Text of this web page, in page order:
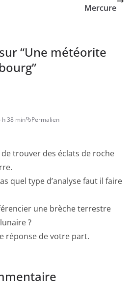
Mercure
“Une météorite
”
h 38 min Permalien
trouver des éclats de roche
quel type d’analyse faut il faire
une brèche terrestre
?
réponse de votre part.